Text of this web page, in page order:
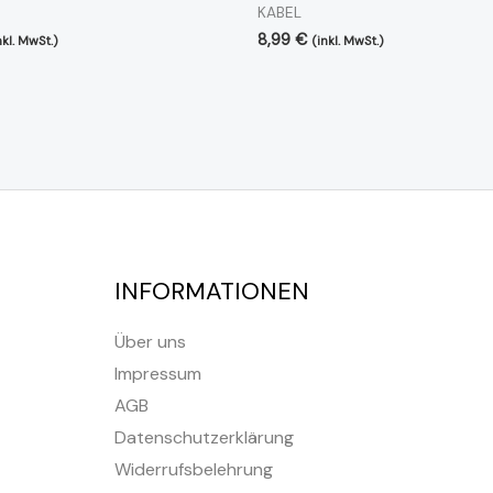
MwSt.)
KABEL
8,99 € (inkl. MwSt.)
INFORMATIONEN
Über uns
Impressum
AGB
Datenschutzerklärung
Widerrufsbelehrung